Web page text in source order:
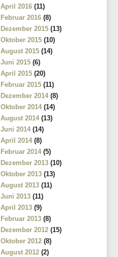
April 2016 (11)
Februar 2016 (8)
Dezember 2015 (13)
Oktober 2015 (10)
August 2015 (14)
Juni 2015 (6)
April 2015 (20)
Februar 2015 (11)
Dezember 2014 (8)
Oktober 2014 (14)
August 2014 (13)
Juni 2014 (14)
April 2014 (8)
Februar 2014 (5)
Dezember 2013 (10)
Oktober 2013 (13)
August 2013 (11)
Juni 2013 (11)
April 2013 (9)
Februar 2013 (8)
Dezember 2012 (15)
Oktober 2012 (8)
August 2012 (2)